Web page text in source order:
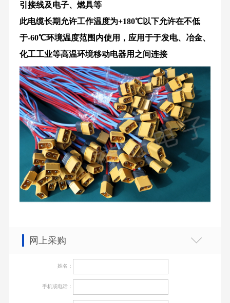
引接线及电子、燃具等
此电缆长期允许工作温度为+180℃以下允许在不低
于-60℃环境温度范围内使用，应用于于发电、冶金、
化工工业等高温环境移动电器用之间连接
网上采购
姓名：
手机或电话：